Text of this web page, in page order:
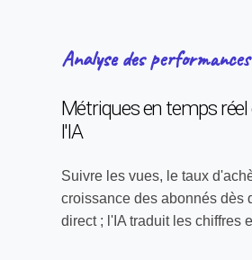
Analyse des performances
Métriques en temps
l'IA
Suivre les vues, le taux
croissance des abonnés dès
direct ; l'IA traduit les chiffres